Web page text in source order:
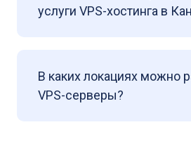
услуги VPS-хостинга в
В каких локациях можно
VPS-серверы?